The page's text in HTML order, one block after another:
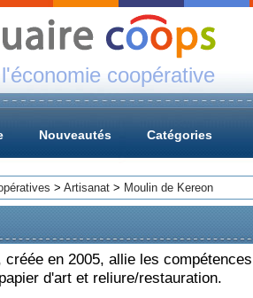
coopérative
Nouveautés Catégories
> Artisanat > Moulin de Kereon
créée en 2005, allie les
d'art et reliure/restauration.